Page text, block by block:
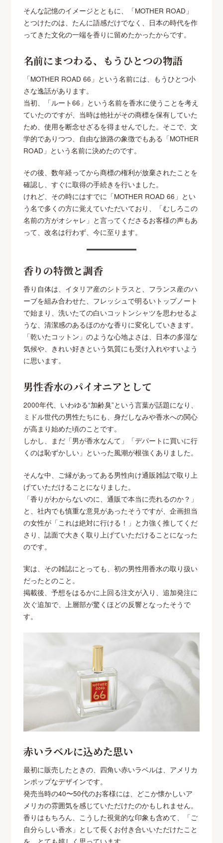
そんな記憶のイメージとともに、「MOTHER ROAD」
とつけたのは、たんに語感だけでなく、日本の時代を作
ってきた文化の一端を香りに留めたかったからです。
名前にまつわる、もうひとつの物語
「MOTHER ROAD 66」という名前には、もうひとつ小
さな逸話があります。
当初、「ルート66」という名前を香水に使うことを考え
ていたのですが、当時は他社がその商標を保有していた
ため、使用を断念せざるを得ませんでした。そこで、文
学的でありつつ、自由な旅路の象徴でもある「MOTHER
ROAD」という名前に決めたのです。
その後、数年経ってから商標の権利が放棄されたことを
確認し、すぐに取得の手続きを行いました。
けれど、その時にはすでに「MOTHER ROAD 66」とい
う名で多くの方に覚えていただいており、「むしろこの
名前の方がオシャレ」と言ってくださるお客様の声もあ
って、改名は行わず、今に至ります。
香りの特徴と調香
香り自体は、イタリア産のシトラスと、フランス産のハ
ーブを組み合わせた、フレッシュで明るいトップノート
で始まり、洗いたての白いコットンシャツを思わせるよ
うな、清潔感のあるほのかな香りに変化していきます。
「乾いたコットン」のような心地よさは、日本の多湿な
気候や、きれい好きという気質にも受け入れやすいよう
に思います。
男性香水のパイオニアとして
2000年代、いわゆる“加齢臭”という言葉が話題になり、
ミドル世代の男性たちにも、身だしなみや香水への関心
が高まり始めた頃のことです。
しかし、まだ「男が香水なんて」「デパートに買いに行
くのは恥ずかしい」といった風潮が根強くありました。
そんな中、ご縁があってある男性向け通販雑誌で取り上
げていただけることになりました。
「香りがわからないのに、通販で本当に売れるのか？」
と、社内でも慎重な意見があったそうですが、企画担当
の女性が「これは絶対に行ける！」と力強く推してくだ
さり、誌面で大きく取り上げていただけることになった
のです。
実は、その雑誌にとっても、初の男性用香水の取り扱い
だったとのこと。
掲載後、予想をはるかに上回る注文が入り、追加発注に
次ぐ追加で、上層部が驚くほどの反響となったそうで
す。
赤いラベルに込めた思い
最初に販売したときの、四角い赤いラベルは、アメリカ
ンポップなデザインです。
発売当時の40〜50代のお客様には、どこか懐かしいア
メリカの雰囲気を感じていただけたのかもしれません。
香りはもちろん、こうした視覚的な印象も含めて、「ご
自分らしい香水」として長くお付き合いいただけたこと